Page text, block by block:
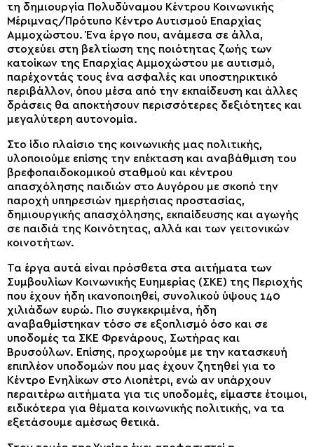
τη δημιουργία Πολυδύναμου Κέντρου Κοινωνικής
Μέριμνας/Πρότυπο Κέντρο Αυτισμού Επαρχίας
Αμμοχώστου. Ένα έργο που, ανάμεσα σε άλλα,
στοχεύει στη βελτίωση της ποιότητας ζωής των
κατοίκων της Επαρχίας Αμμοχώστου με αυτισμό,
παρέχοντάς τους ένα ασφαλές και υποστηρικτικό
περιβάλλον, όπου μέσα από την εκπαίδευση και άλλες
δράσεις θα αποκτήσουν περισσότερες δεξιότητες και
μεγαλύτερη αυτονομία.
Στο ίδιο πλαίσιο της κοινωνικής μας πολιτικής,
υλοποιούμε επίσης την επέκταση και αναβάθμιση του
βρεφοπαιδοκομικού σταθμού και κέντρου
απασχόλησης παιδιών στο Αυγόρου με σκοπό την
παροχή υπηρεσιών ημερήσιας προστασίας,
δημιουργικής απασχόλησης, εκπαίδευσης και αγωγής
σε παιδιά της Κοινότητας, αλλά και των γειτονικών
κοινοτήτων.
Τα έργα αυτά είναι πρόσθετα στα αιτήματα των
Συμβουλίων Κοινωνικής Ευημερίας (ΣΚΕ) της Περιοχής
που έχουν ήδη ικανοποιηθεί, συνολικού ύψους 140
χιλιάδων ευρώ. Πιο συγκεκριμένα, ήδη
αναβαθμίστηκαν τόσο σε εξοπλισμό όσο και σε
υποδομές τα ΣΚΕ Φρενάρους, Σωτήρας και
Βρυσούλων. Επίσης, προχωρούμε με την κατασκευή
επιπλέον υποδομών που μας έχουν ζητηθεί για το
Κέντρο Ενηλίκων στο Λιοπέτρι, ενώ αν υπάρχουν
περαιτέρω αιτήματα για τις υποδομές, είμαστε έτοιμοι,
ειδικότερα για θέματα κοινωνικής πολιτικής, να τα
εξετάσουμε αμέσως θετικά.